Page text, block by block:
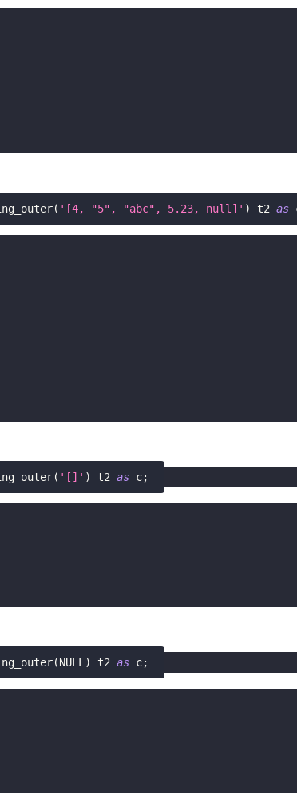
( '[4, "5", "abc", 5.23, null]' ) t2 as
( '[]' ) t2 as c;
(NULL ) t2 as c;